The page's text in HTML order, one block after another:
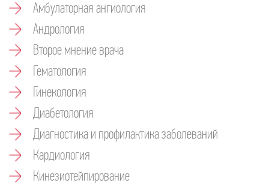
Амбулаторная ангиология
Андрология
Второе мнение врача
Гематология
Гинекология
Диабетология
Диагностика и профилактика заболеваний
Кардиология
Кинезиотейпирование